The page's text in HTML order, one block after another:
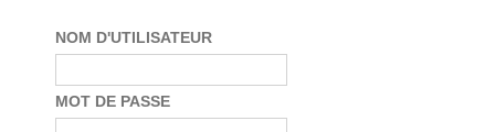
NOM D'UTILISATEUR
MOT DE PASSE